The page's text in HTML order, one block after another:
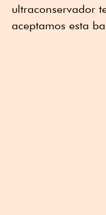
ultraconservador
aceptamos esta